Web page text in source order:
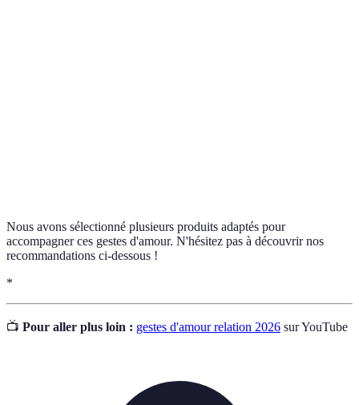
Nous avons sélectionné plusieurs produits adaptés pour
accompagner ces gestes d'amour. N'hésitez pas à découvrir nos
recommandations ci-dessous !
*
📺 Pour aller plus loin : gestes d'amour relation 2026 sur YouTube